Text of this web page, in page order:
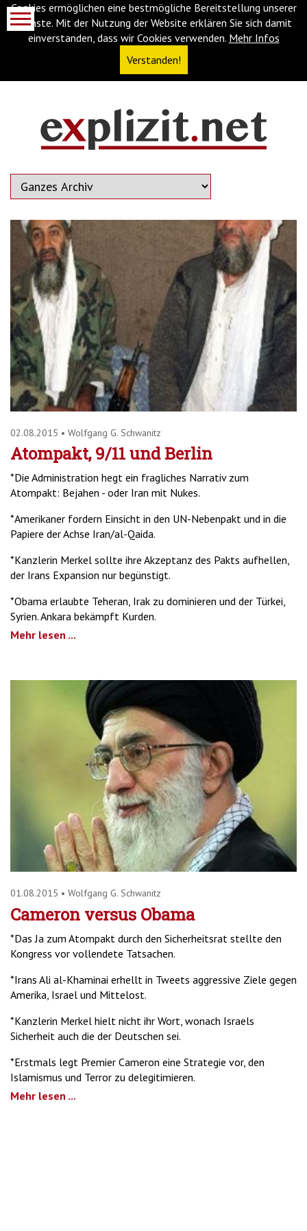
Cookies ermöglichen eine bestmögliche Bereitstellung unserer
Dienste. Mit der Nutzung der Website erklären Sie sich damit
einverstanden, dass wir Cookies verwenden. Mehr Infos
Verstanden!
(Accesskey
'1')Zur
springen
(Accesskey
Suche
springen
(Accesskey
'2')
02.08.2015 • Wolfgang G. Schwanitz
Atompakt, 9/11 und Berlin
*Die Administration hegt ein fragliches Narrativ zum
Atompakt: Bejahen - oder Iran mit Nukes.
*Amerikaner fordern Einsicht in den UN-Nebenpakt und in die
Papiere der Achse Iran/al-Qaida.
*Kanzlerin Merkel sollte ihre Akzeptanz des Pakts aufhellen,
der Irans Expansion nur begünstigt.
*Obama erlaubte Teheran, Irak zu dominieren und der Türkei,
Syrien. Ankara bekämpft Kurden.
Mehr lesen ...
01.08.2015 • Wolfgang G. Schwanitz
Cameron versus Obama
*Das Ja zum Atompakt durch den Sicherheitsrat stellte den
Kongress vor vollendete Tatsachen.
*Irans Ali al-Khaminai erhellt in Tweets aggressive Ziele gegen
Amerika, Israel und Mittelost.
*Kanzlerin Merkel hielt nicht ihr Wort, wonach Israels
Sicherheit auch die der Deutschen sei.
*Erstmals legt Premier Cameron eine Strategie vor, den
Islamismus und Terror zu delegitimieren.
Mehr lesen ...